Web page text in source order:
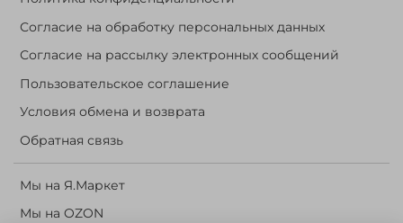
Согласие на обработку персональных данных
Согласие на рассылку электронных сообщений
Пользовательское соглашение
Условия обмена и возврата
Обратная связь
Мы на Я.Маркет
Мы на OZON